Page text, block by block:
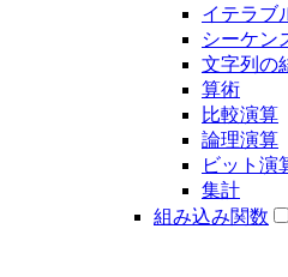
イテラブ
シーケン
文字列の
算術
比較演算
論理演算
ビット演
集計
組み込み関数